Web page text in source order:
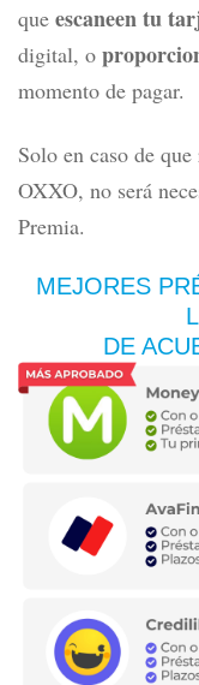
que escaneen tu
digital, o
momento de pagar.
Solo en caso de
OXXO, no será
Premia.
MEJORES
DE